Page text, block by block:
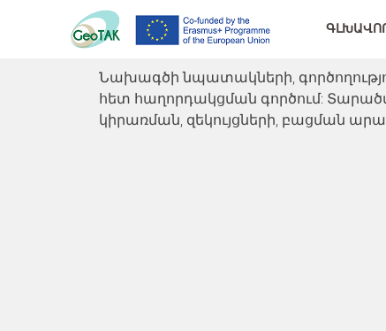
Նախագծի նպատակների,
հետ հաղորդակցման գործում:
կիրառման, զեկույցների, բացման